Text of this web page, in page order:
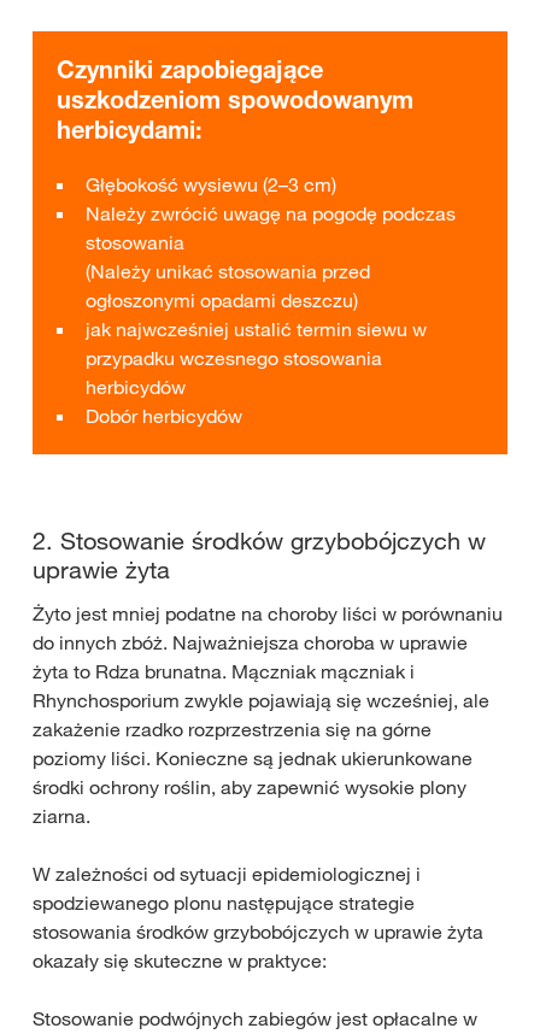
Czynniki zapobiegające
uszkodzeniom spowodowanym
herbicydami:
Głębokość wysiewu (2–3 cm)
Należy zwrócić uwagę na pogodę podczas
stosowania
(Należy unikać stosowania przed
ogłoszonymi opadami deszczu)
jak najwcześniej ustalić termin siewu w
przypadku wczesnego stosowania
herbicydów
Dobór herbicydów
2. Stosowanie środków grzybobójczych w
uprawie żyta
Żyto jest mniej podatne na choroby liści w porównaniu
do innych zbóż. Najważniejsza choroba w uprawie
żyta to Rdza brunatna. Mączniak mączniak i
Rhynchosporium zwykle pojawiają się wcześniej, ale
zakażenie rzadko rozprzestrzenia się na górne
poziomy liści. Konieczne są jednak ukierunkowane
środki ochrony roślin, aby zapewnić wysokie plony
ziarna.
W zależności od sytuacji epidemiologicznej i
spodziewanego plonu następujące strategie
stosowania środków grzybobójczych w uprawie żyta
okazały się skuteczne w praktyce:
Stosowanie podwójnych zabiegów jest opłacalne w